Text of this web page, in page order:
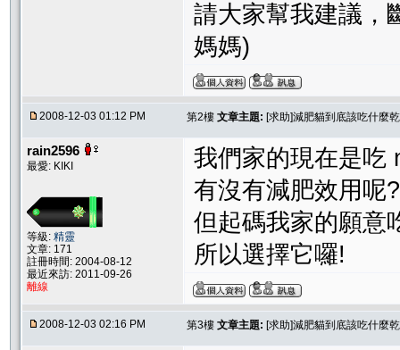
請大家幫我建議，
媽媽)
2008-12-03 01:12 PM 第2樓 文章主題: [求助]減肥貓到底該吃什麼
rain2596
最愛: KIKI
等級: 精靈
文章: 171
註冊時間: 2004-08-12
最近來訪: 2011-09-26
離線
我們家的現在是吃
有沒有減肥效用呢
但起碼我家的願意
所以選擇它囉!
2008-12-03 02:16 PM 第3樓 文章主題: [求助]減肥貓到底該吃什麼